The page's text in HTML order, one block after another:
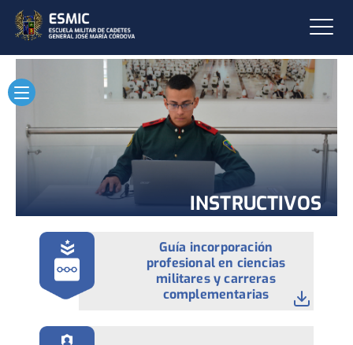
INSTRUCTIVOS
Guía incorporación
profesional en ciencias
militares y carreras
complementarias